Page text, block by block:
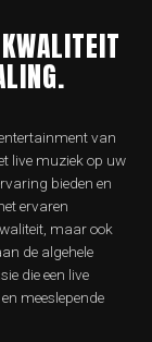
van
live muziek op uw
bieden en
ervaren
maar ook
de algehele
die een live
meeslepende